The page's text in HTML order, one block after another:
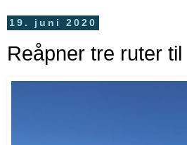
19. juni 2020
Reåpner tre ruter til